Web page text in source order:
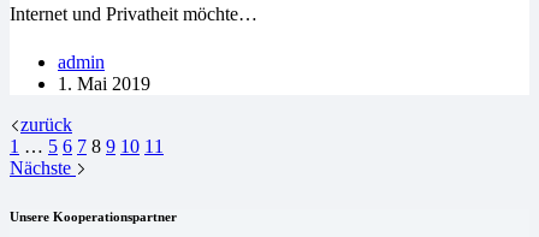
Internet und Privatheit möchte…
admin
1. Mai 2019
zurück
1 … 5 6 7 8 9 10 11
Nächste
Unsere Kooperationspartner